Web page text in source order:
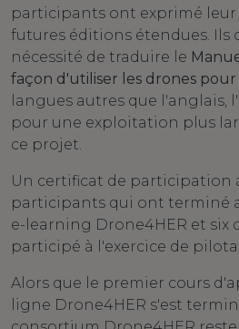
participants ont exprimé
futures éditions étendues. Ils
nécessité de traduire le M
façon d'utiliser les drones
langues autres que l'anglais,
pour une exploitation plus
ce projet.
Un certificat de participation
participants qui ont terminé
e-learning Drone4HER et six
participé à l'exercice de
Alors que le premier cours
ligne Drone4HER s'est